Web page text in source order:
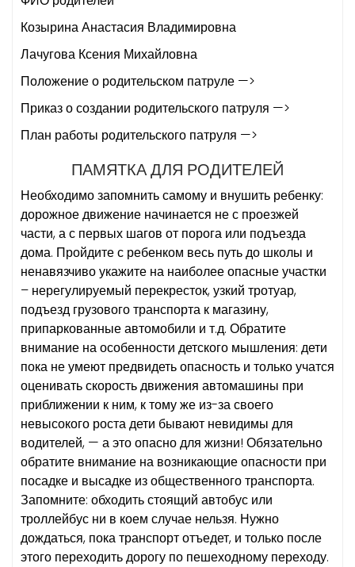
Козырина Анастасия Владимировна
Лачугова Ксения Михайловна
Положение о родительском патруле —>
Приказ о создании родительского патруля —>
План работы родительского патруля —>
ПАМЯТКА ДЛЯ РОДИТЕЛЕЙ
Необходимо запомнить самому и внушить ребенку:
дорожное движение начинается не с проезжей
части, а с первых шагов от порога или подъезда
дома. Пройдите с ребенком весь путь до школы и
ненавязчиво укажите на наиболее опасные участки
– нерегулируемый перекресток, узкий тротуар,
подъезд грузового транспорта к магазину,
припаркованные автомобили и т.д. Обратите
внимание на особенности детского мышления: дети
пока не умеют предвидеть опасность и только учатся
оценивать скорость движения автомашины при
приближении к ним, к тому же из-за своего
невысокого роста дети бывают невидимы для
водителей, — а это опасно для жизни! Обязательно
обратите внимание на возникающие опасности при
посадке и высадке из общественного транспорта.
Запомните: обходить стоящий автобус или
троллейбус ни в коем случае нельзя. Нужно
дождаться, пока транспорт отъедет, и только после
этого переходить дорогу по пешеходному переходу.